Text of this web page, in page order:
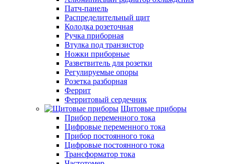
Патч-панель
Распределительный щит
Колодка розеточная
Ручка приборная
Втулка под транзистор
Ножки приборные
Разветвитель для розетки
Регулируемые опоры
Розетка разборная
Феррит
Ферритовый сердечник
Щитовые приборы
Прибор переменного тока
Цифровые переменного тока
Прибор постоянного тока
Цифровые постоянного тока
Трансформатор тока